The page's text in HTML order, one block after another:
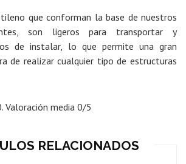
que conforman la base de nuestros
son ligeros para transportar y
de instalar, lo que permite una gran
de realizar cualquier tipo de estructuras
. Valoración media 0/5
RELACIONADOS